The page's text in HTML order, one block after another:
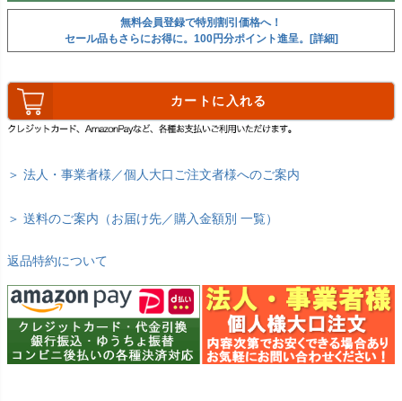
無料会員登録で特別割引価格へ！
セール品もさらにお得に。100円分ポイント進呈。[詳細]
カートに入れる
＞ 法人・事業者様／個人大口ご注文者様へのご案内
＞ 送料のご案内（お届け先／購入金額別 一覧）
返品特約について